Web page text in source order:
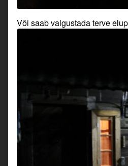
Või saab valgustada terve